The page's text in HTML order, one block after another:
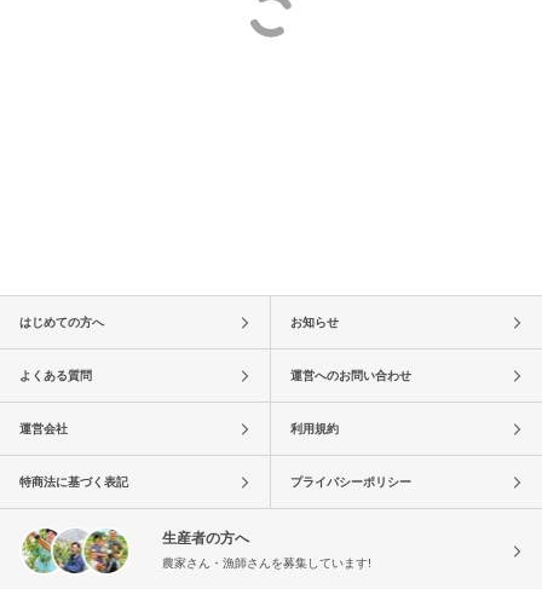
はじめての方へ お知らせ
よくある質問 運営へのお問い合わせ
運営会社 利用規約
特商法に基づく表記 プライバシーポリシー
生産者の方へ
農家さん・漁師さんを募集しています!